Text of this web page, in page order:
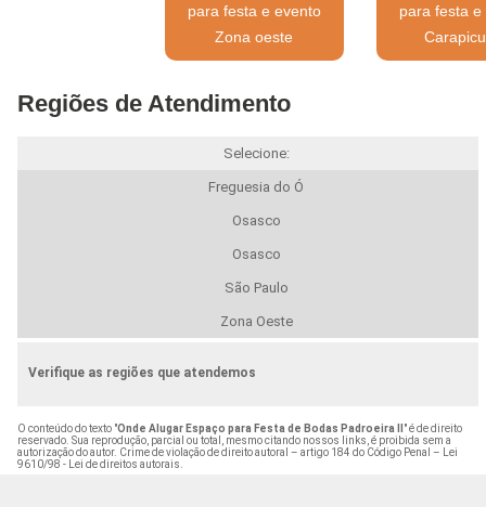
para festa e evento
Zona oeste
para festa e
Regiões de Atendimento
Selecione:
Freguesia do Ó
Osasco
Osasco
São Paulo
Zona Oeste
Verifique as regiões que atendemos
O conteúdo do texto "Onde Alugar Espaço para Festa de Bodas Padroeira II
" é de direito
reservado. Sua reprodução, parcial ou total, mesmo citando nossos links, é proibida sem a
autorização do autor. Crime de violação de direito autoral – artigo 184 do Código Penal –
Lei
9610/98 - Lei de direitos autorais